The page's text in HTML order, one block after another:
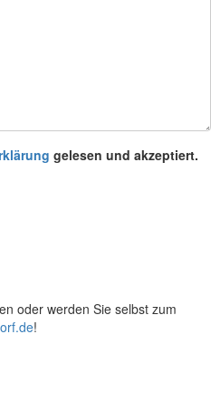
gelesen und akzeptiert.
oder werden Sie selbst zum
!